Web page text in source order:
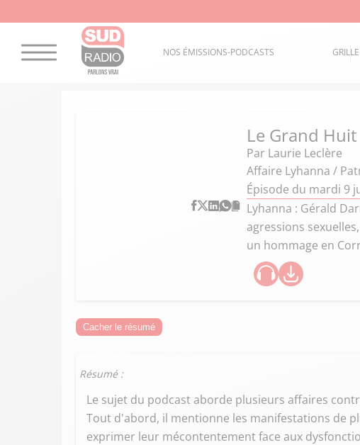
NOS ÉMISSIONS-PODCASTS
Le Grand Huit
Par Laurie Leclère
Affaire Lyhanna /
Épisode du mardi 9
Lyhanna : Gérald
agressions
un hommage en
Cacher le résumé
Résumé :
Le sujet du podcast aborde plusieurs affaires
Tout d'abord, il mentionne les manifestations de
exprimer leur mécontentement face aux